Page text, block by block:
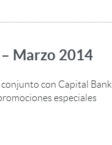
Marzo 2014
con Capital Bank,
especiales